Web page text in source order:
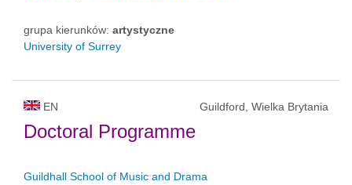
grupa kierunków: artystyczne
University of Surrey
EN Guildford, Wielka Brytania
Doctoral Programme
Guildhall School of Music and Drama